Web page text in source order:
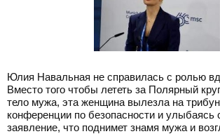
Юлия Навальная не справилась с ролью
Вместо того чтобы лететь за Полярный
тело мужа, эта женщина вылезла на
конференции по безопасности и улыбаясь
заявление, что поднимет знамя мужа и